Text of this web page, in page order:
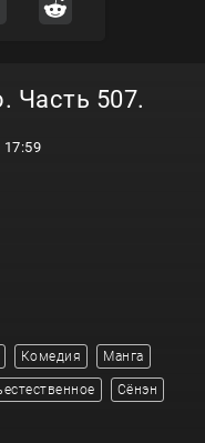
Часть 507.
17:59
Комедия Манга
Сёнэн